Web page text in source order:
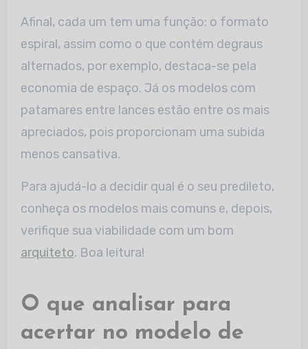
Afinal, cada um tem uma função: o formato
espiral, assim como o que contém degraus
alternados, por exemplo, destaca-se pela
economia de espaço. Já os modelos com
patamares entre lances estão entre os mais
apreciados, pois proporcionam uma subida
menos cansativa.
Para ajudá-lo a decidir qual é o seu predileto,
conheça os modelos mais comuns e, depois,
verifique sua viabilidade com um bom
arquiteto. Boa leitura!
O que analisar para
acertar no modelo de